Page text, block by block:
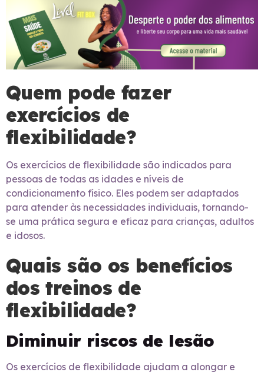
Quem pode fazer
exercícios de
flexibilidade?
Os exercícios de flexibilidade são indicados para
pessoas de todas as idades e níveis de
condicionamento físico. Eles podem ser adaptados
para atender às necessidades individuais, tornando-
se uma prática segura e eficaz para crianças, adultos
e idosos.
Quais são os benefícios
dos treinos de
flexibilidade?
Diminuir riscos de lesão
Os exercícios de flexibilidade ajudam a alongar e